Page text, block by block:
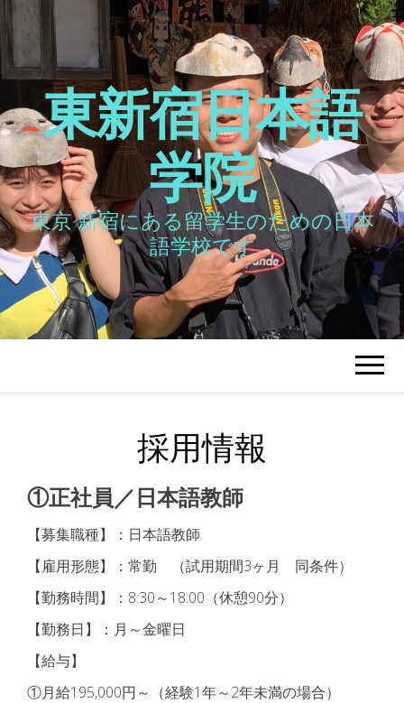
東新宿日本語
学院
東京 新宿にある留学生のための日本
語学校です
採用情報
①正社員／日本語教師
【募集職種】：日本語教師
【雇用形態】：常勤 （試用期間3ヶ月 同条件）
【勤務時間】：8:30～18:00（休憩90分）
【勤務日】：月～金曜日
【給与】
①月給195,000円～（経験1年～2年未満の場合）